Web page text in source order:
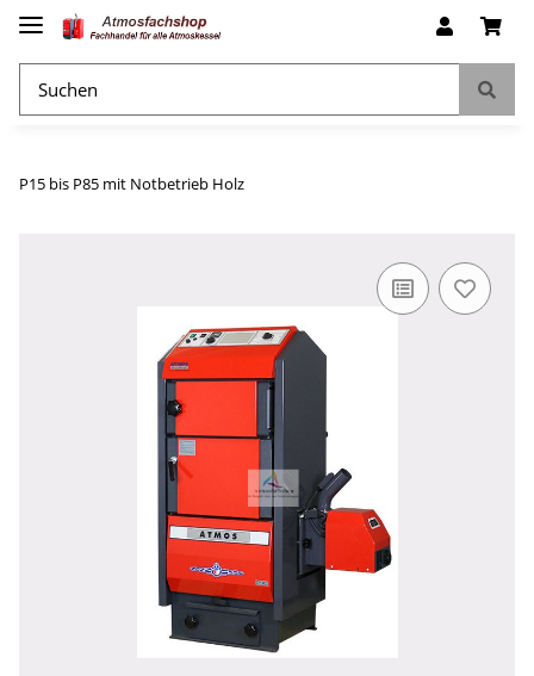
P15 bis P85 mit Notbetrieb Holz